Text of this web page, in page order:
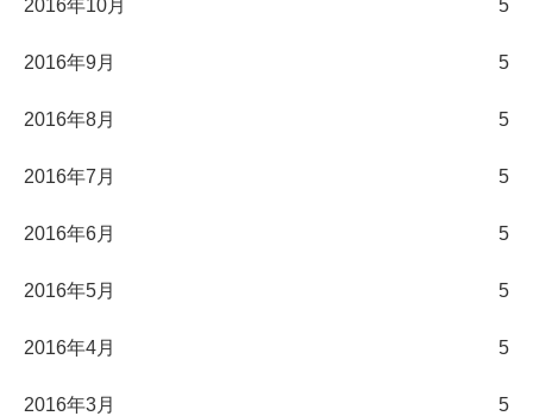
2016年10月 5
2016年9月 5
2016年8月 5
2016年7月 5
2016年6月 5
2016年5月 5
2016年4月 5
2016年3月 5